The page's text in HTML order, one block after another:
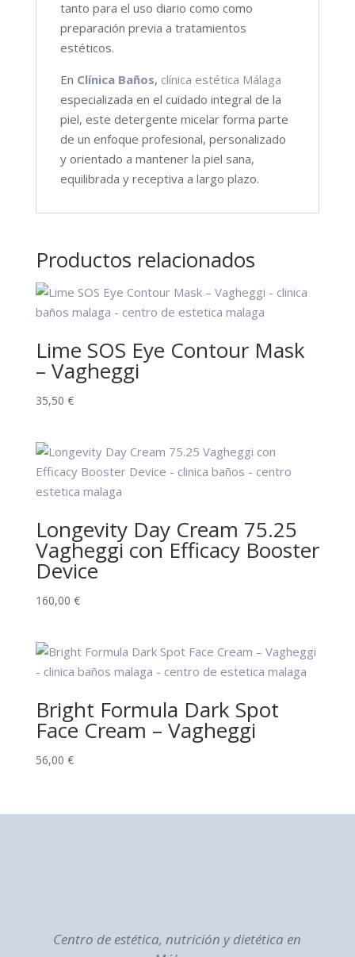
tanto para el uso diario como como
preparación previa a tratamientos
estéticos.
En Clínica Baños, clínica estética Málaga
especializada en el cuidado integral de la
piel, este detergente micelar forma parte
de un enfoque profesional, personalizado
y orientado a mantener la piel sana,
equilibrada y receptiva a largo plazo.
Productos relacionados
Lime SOS Eye Contour Mask
– Vagheggi
35,50 €
Longevity Day Cream 75.25
Vagheggi con Efficacy Booster
Device
160,00 €
Bright Formula Dark Spot
Face Cream – Vagheggi
56,00 €
Centro de estética, nutrición y dietética en